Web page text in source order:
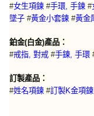
#女生項鍊 #手環, 手鍊 #
墜子 #黃金小套鍊 #黃金
鉑金(白金)產品：
#戒指, 對戒 #手鍊, 手環
訂製產品：
#姓名項鍊 #訂製K金項鍊